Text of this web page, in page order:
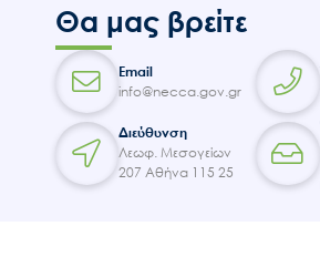
Θα μας βρείτε
Email
info@necca.gov.gr
Διεύθυνση
Λεωφ. Μεσογείων
207 Αθήνα 115 25